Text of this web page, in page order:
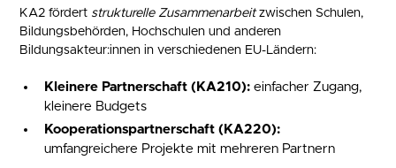
KA2 fördert strukturelle Zusammenarbeitzwischen Schulen,
Bildungsbehörden, Hochschulen und anderen
Bildungsakteur:innen in verschiedenen EU-Ländern:
Kleinere Partnerschaft (KA210): einfacher Zugang,
kleinere Budgets
Kooperationspartnerschaft (KA220):
umfangreichere Projekte mit mehreren Partnern